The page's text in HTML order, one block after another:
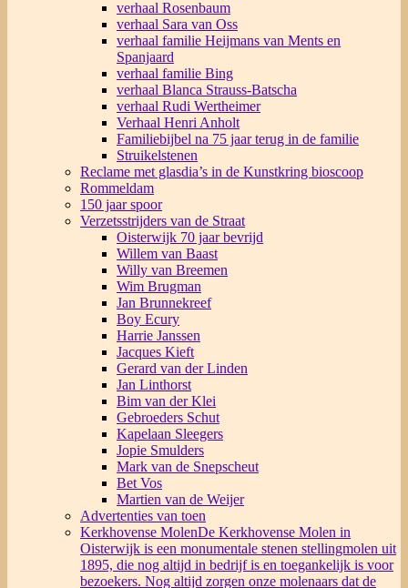
verhaal Rosenbaum
verhaal Sara van Oss
verhaal familie Heijmans van Ments en
Spanjaard
verhaal familie Bing
verhaal Blanca Strauss-Batscha
verhaal Rudi Wertheimer
Verhaal Henri Anholt
Familiebijbel na 75 jaar terug in de familie
Struikelstenen
Reclame met glasdia’s in de Kunstkring bioscoop
Rommeldam
150 jaar spoor
Verzetsstrijders van de Straat
Oisterwijk 70 jaar bevrijd
Willem van Baast
Willy van Breemen
Wim Brugman
Jan Brunnekreef
Boy Ecury
Harrie Janssen
Jacques Kieft
Gerard van der Linden
Jan Linthorst
Bim van der Klei
Gebroeders Schut
Kapelaan Sleegers
Jopie Smulders
Mark van de Snepscheut
Bet Vos
Martien van de Weijer
Advertenties van toen
Kerkhovense MolenDe Kerkhovense Molen in
Oisterwijk is een monumentale stenen stellingmolen uit
1895, die nog altijd in bedrijf is en toegankelijk is voor
bezoekers. Nog altijd zorgen onze molenaars dat de